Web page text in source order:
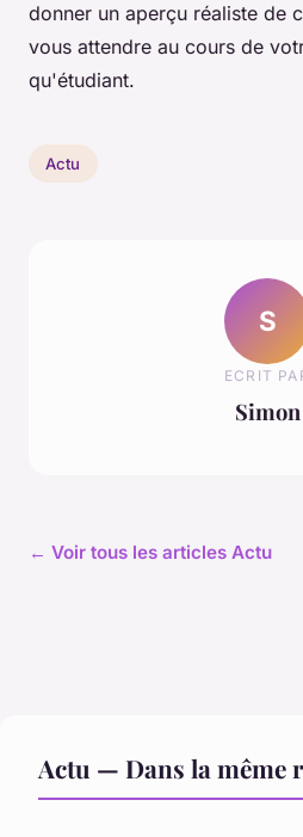
donner un aperçu réaliste de
vous attendre au cours de
qu'étudiant.
Actu
S
ECRIT
Simon
← Voir tous les articles Actu
Actu — Dans la même